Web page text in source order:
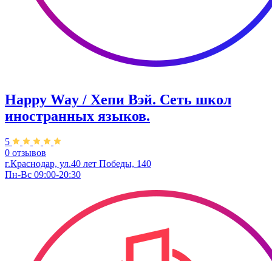
Happy Way / Хепи Вэй. Сеть школ
иностранных языков.
5
0 отзывов
г.Краснодар, ул.40 лет Победы, 140
Пн-Вс 09:00-20:30